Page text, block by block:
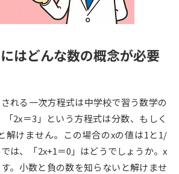
高等学校卒業程度認定試験
小学校教員資格認定試験
認定
学研究 大学検索
はどんな数の概念が必要
される一次方程式は中学校で習う数学の
2x＝3」という方程式は分数、もしく
解けません。この場合のxの値は1と1/
は、「2x+1＝0」はどうでしょうか。x
。小数と負の数を知らないと解けませ